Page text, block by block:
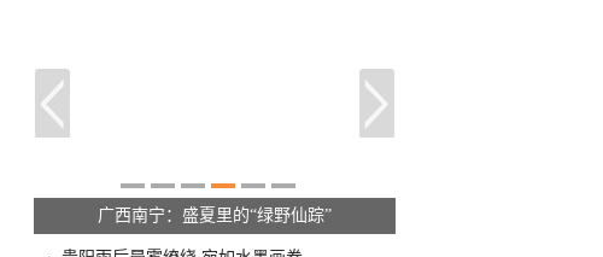
呼伦贝尔草原 藏着最治愈的蓝天白云